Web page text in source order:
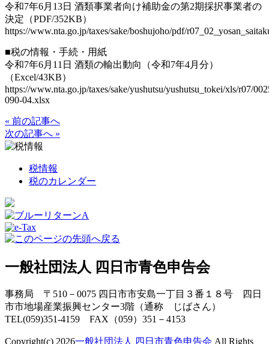
令和7年6月13日 酒類事業者向け補助金の第2期採択事業者の
決定（PDF/352KB）
https://www.nta.go.jp/taxes/sake/boshujoho/pdf/
■税の情報・手続・用紙
令和7年6月11日 酒類の輸出動向（令和7年4月分）
（Excel/43KB）
https://www.nta.go.jp/taxes/sake/yushutsu/yushutsu_tokei/xls/r07/
090-04.xlsx
« 前の記事へ
次の記事へ »
税情報
税のカレンダー
一般社団法人 四日市青色申告会
事務局 〒510－0075 四日市市安島一丁目３番１８号 四日
市市地場産業振興センター3階（通称 じばさん）
TEL(059)351-4159 FAX（059）351－4153
Copyright(c) 2026一般社団法人 四日市青色申告会 All Rights